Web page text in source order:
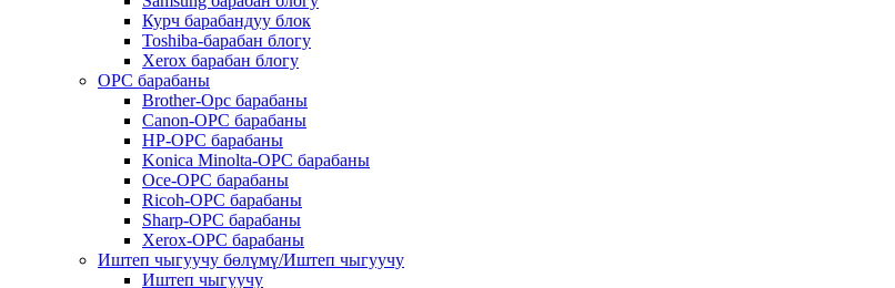
Курч барабандуу блок
Toshiba-барабан блогу
Xerox барабан блогу
OPC барабаны
Brother-Opc барабаны
Canon-OPC барабаны
HP-OPC барабаны
Konica Minolta-OPC барабаны
Oce-OPC барабаны
Ricoh-OPC барабаны
Sharp-OPC барабаны
Xerox-OPC барабаны
Иштеп чыгуучу бөлүмү/Иштеп чыгуучу
Иштеп чыгуучу